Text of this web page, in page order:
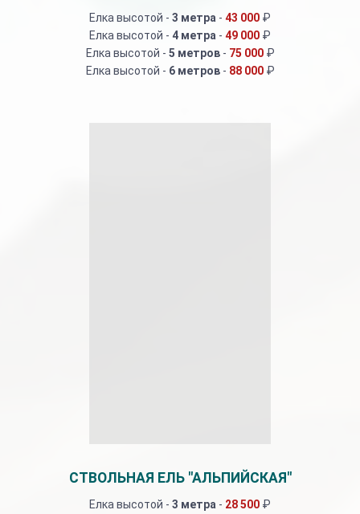
Елка высотой - 3 метра - 43 000 ₽
Елка высотой - 4 метра - 49 000 ₽
Елка высотой - 5 метров- 75 000₽
Елка высотой - 6 метров- 88 000₽
СТВОЛЬНАЯ ЕЛЬ "АЛЬПИЙСКАЯ"
Елка высотой - 3 метра - 28 500 ₽